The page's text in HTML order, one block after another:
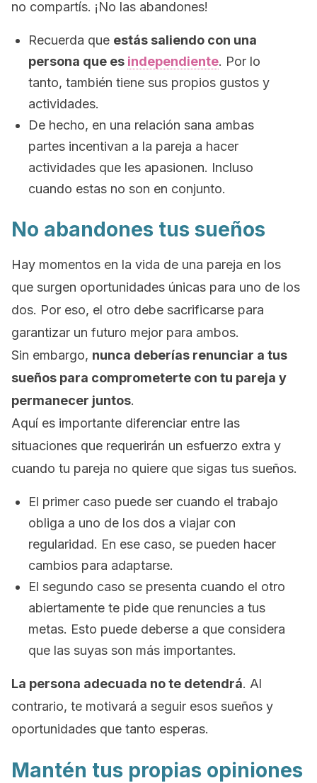
no compartís. ¡No las abandones!
Recuerda que estás saliendo con una
persona que es independiente. Por lo
tanto, también tiene sus propios gustos y
actividades.
De hecho, en una relación sana ambas
partes incentivan a la pareja a hacer
actividades que les apasionen. Incluso
cuando estas no son en conjunto.
No abandones tus sueños
Hay momentos en la vida de una pareja en los
que surgen oportunidades únicas para uno de los
dos. Por eso, el otro debe sacrificarse para
garantizar un futuro mejor para ambos.
Sin embargo, nunca deberías renunciar a tus
sueños para comprometerte con tu pareja y
permanecer juntos.
Aquí es importante diferenciar entre las
situaciones que requerirán un esfuerzo extra y
cuando tu pareja no quiere que sigas tus sueños.
El primer caso puede ser cuando el trabajo
obliga a uno de los dos a viajar con
regularidad. En ese caso, se pueden hacer
cambios para adaptarse.
El segundo caso se presenta cuando el otro
abiertamente te pide que renuncies a tus
metas. Esto puede deberse a que considera
que las suyas son más importantes.
La persona adecuada no te detendrá. Al
contrario, te motivará a seguir esos sueños y
oportunidades que tanto esperas.
Mantén tus propias opiniones